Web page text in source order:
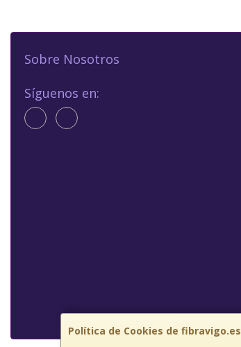
Política de Cookies de fibravigo.es
Sobre Nosotros
Síguenos en: